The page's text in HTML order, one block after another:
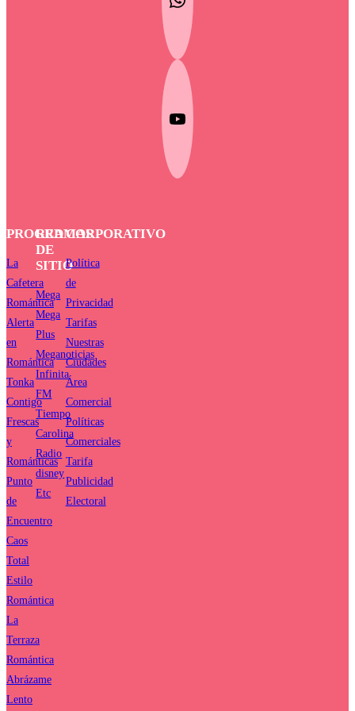
PROGRAMAS
La
Cafetera
Romántica
Alerta
en
Romántica
Tonka
Contigo
Frescas
y
Románticas
Punto
de
Encuentro
Caos
Total
Estilo
Romántica
La
Terraza
Romántica
Abrázame
Lento
RED
DE
SITIO
Mega
Mega
Plus
Meganoticias
Infinita
FM
Tiempo
Carolina
Radio
disney
Etc
CORPORATIVO
Política
de
Privacidad
Tarifas
Nuestras
Ciudades
Área
Comercial
Políticas
Comerciales
Tarifa
Publicidad
Electoral